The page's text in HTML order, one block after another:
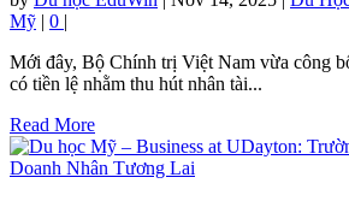
Mỹ | 0 |
Mới đây, Bộ Chính trị Việt Nam vừa công
có tiền lệ nhằm thu hút nhân tài...
Read More